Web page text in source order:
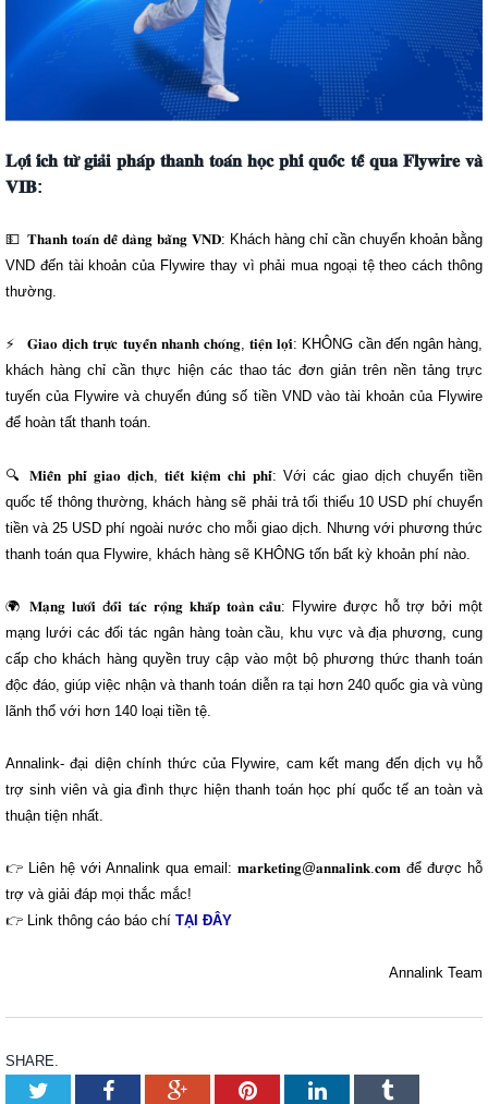
𝐋𝐨̛̣𝐢 𝐢́𝐜𝐡 𝐭𝐮̛̀ 𝐠𝐢𝐚̉𝐢 𝐩𝐡𝐚́𝐩 𝐭𝐡𝐚𝐧𝐡 𝐭𝐨𝐚́𝐧 𝐡𝐨̣𝐜 𝐩𝐡𝐢́ 𝐪𝐮𝐨̂́𝐜 𝐭𝐞̂́ 𝐪𝐮𝐚 𝐅𝐥𝐲𝐰𝐢𝐫𝐞 𝐯𝐚̀
𝐕𝐈𝐁:
𝐓𝐡𝐚𝐧𝐡 𝐭𝐨𝐚́𝐧 𝐝𝐞̂̃ 𝐝𝐚̀𝐧𝐠 𝐛𝐚̆̀𝐧𝐠 𝐕𝐍𝐃: Khách hàng chỉ cần chuyển khoản bằng
VND đến tài khoản của Flywire thay vì phải mua ngoại tệ theo cách thông
thường.
𝐆𝐢𝐚𝐨 𝐝𝐢̣𝐜𝐡 𝐭𝐫𝐮̛̣𝐜 𝐭𝐮𝐲𝐞̂́𝐧 𝐧𝐡𝐚𝐧𝐡 𝐜𝐡𝐨́𝐧𝐠, 𝐭𝐢𝐞̣̂𝐧 𝐥𝐨̛̣𝐢: KHÔNG cần đến ngân hàng,
khách hàng chỉ cần thực hiện các thao tác đơn giản trên nền tảng trực
tuyến của Flywire và chuyển đúng số tiền VND vào tài khoản của Flywire
để hoàn tất thanh toán.
𝐌𝐢𝐞̂̃𝐧 𝐩𝐡𝐢́ 𝐠𝐢𝐚𝐨 𝐝𝐢̣𝐜𝐡, 𝐭𝐢𝐞̂́𝐭 𝐤𝐢𝐞̣̂𝐦 𝐜𝐡𝐢 𝐩𝐡𝐢́: Với các giao dịch chuyển tiền
quốc tế thông thường, khách hàng sẽ phải trả tối thiểu 10 USD phí chuyển
tiền và 25 USD phí ngoài nước cho mỗi giao dịch. Nhưng với phương thức
thanh toán qua Flywire, khách hàng sẽ KHÔNG tốn bất kỳ khoản phí nào.
𝐌𝐚̣𝐧𝐠 𝐥𝐮̛𝐨̛́𝐢 đ𝐨̂́𝐢 𝐭𝐚́𝐜 𝐫𝐨̣̂𝐧𝐠 𝐤𝐡𝐚̆́𝐩 𝐭𝐨𝐚̀𝐧 𝐜𝐚̂̀𝐮: Flywire được hỗ trợ bởi một
mạng lưới các đối tác ngân hàng toàn cầu, khu vực và địa phương, cung
cấp cho khách hàng quyền truy cập vào một bộ phương thức thanh toán
độc đáo, giúp việc nhận và thanh toán diễn ra tại hơn 240 quốc gia và vùng
lãnh thổ với hơn 140 loại tiền tệ.
Annalink- đại diện chính thức của Flywire, cam kết mang đến dịch vụ hỗ
trợ sinh viên và gia đình thực hiện thanh toán học phí quốc tế an toàn và
thuận tiện nhất.
Liên hệ với Annalink qua email: 𝐦𝐚𝐫𝐤𝐞𝐭𝐢𝐧𝐠@𝐚𝐧𝐧𝐚𝐥𝐢𝐧𝐤.𝐜𝐨𝐦 để được hỗ
trợ và giải đáp mọi thắc mắc!
Link thông cáo báo chí TẠI ĐÂY
Annalink Team
SHARE.
TwitterFacebookGoogle+PinterestLinkedInTumblr